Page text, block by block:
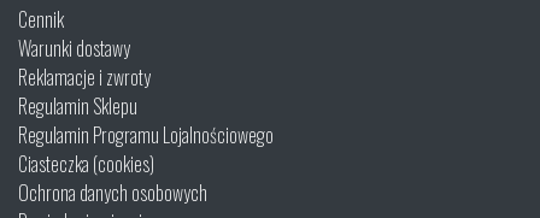
Cennik
Warunki dostawy
Reklamacje i zwroty
Regulamin Sklepu
Regulamin Programu Lojalnościowego
Ciasteczka (cookies)
Ochrona danych osobowych